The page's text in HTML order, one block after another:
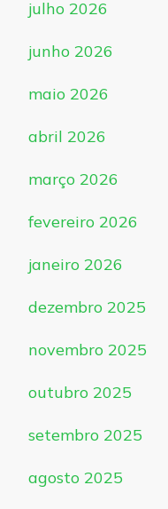
julho 2026
junho 2026
maio 2026
abril 2026
março 2026
fevereiro 2026
janeiro 2026
dezembro 2025
novembro 2025
outubro 2025
setembro 2025
agosto 2025